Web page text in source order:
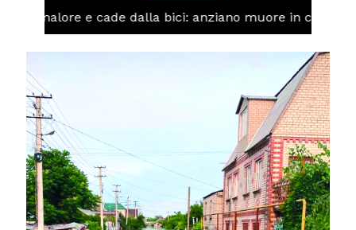
un malore e cade dalla bici: anziano muore in corso